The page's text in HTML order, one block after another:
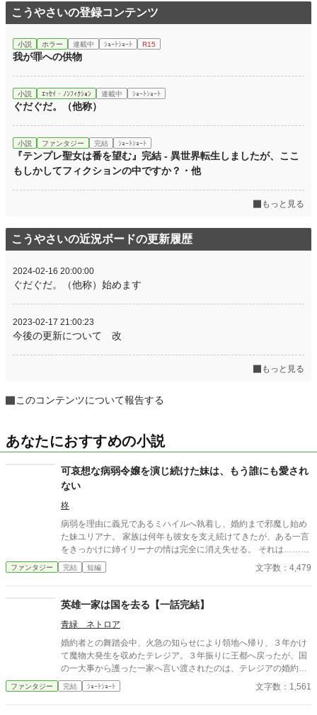
文字数 1,185
初回公開日時 2021.12.24 20:30
週間ポイント 161 pt (27,740 位)
年間ポイント 9,142 pt (33,092 位)
こうやさいの登録コンテンツ
小説 ホラー 連載中 ｼｮｰﾄｼｮｰﾄ R15
我が罪への供物
小説 ｴｯｾｲ・ﾉﾝﾌｨｸｼｮﾝ 連載中 ｼｮｰﾄｼｮｰﾄ
ぐだぐだ。（他称）
小説 ファンタジー 完結 ｼｮｰﾄｼｮｰﾄ
『テンプレ聖女は番を望む』完結 - 異世界転生しましたが、ここ
もしかしてフィクションの中ですか？・他
もっと見る
こうやさいの近況ボードの更新履歴
2024-02-16 20:00:00
ぐだぐだ。（他称）始めます
2023-02-17 21:00:23
今後の更新について 改
もっと見る
このコンテンツについて報告する
あなたにおすすめの小説
可哀想な病弱令嬢を演じ続けた妹は、もう誰にも愛され
ない
柊
病弱を理由に義兄であるミハイルへ執着し、婚約まで邪魔し始め
た妹ユリアナ。 家族は何年も彼女を支え続けてきたが、ある一言
をきっかけに姉イリーナの情は完全に消え失せる。 それは……。
※複数のサイトに投稿しています。
ファンタジー 完結 短編 文字数：4,479
英雄一家は国を去る【一話完結】
青緑 ネトロア
婚約者との舞踏会中、火急の知らせにより領地へ帰り、３年かけ
て魔物大発生を収めたテレジア。３年振りに王都へ戻ったが、国
の一大事から護った一家へ言い渡されたのは、テレジアの婚約破
棄だった。 - - - - - - - - - - - - - ただいま後日談の加筆を計画中で
す。 2025/06/22
ファンタジー 完結 ｼｮｰﾄｼｮｰﾄ 文字数：1,561